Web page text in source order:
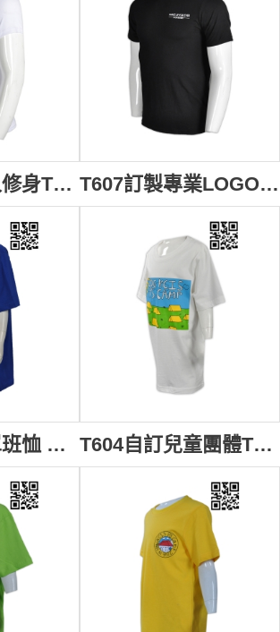
T609設計個人修身T恤 定做大量專業T恤 淨色 修色 剪裁 蝦蘇線 訂印T恤衫 T恤供應商 白色 素面 t 恤 批發 T607訂製專業LOGOT恤 訂造度身T恤 印製LOGOT恤 化妝美容學院 T恤網上訂購商 黑色
T605網上下單班恤 製造小童班恤 國際學校 T恤 班衫 交流團旅行團隊TEE 訂購印花童裝T恤 T恤製衣廠 彩藍色 T604自訂兒童團體T恤 中童 小學 戶外團體郊遊T恤 行山旅行 TEE 大量訂造團體T恤 設計班恤T恤 T恤制服店 白色 好看 t 恤 不 透 白 t